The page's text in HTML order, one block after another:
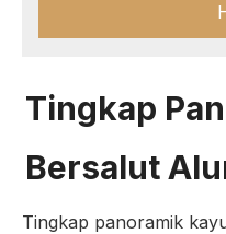
Tingkap
Bersalut
Tingkap panoramik